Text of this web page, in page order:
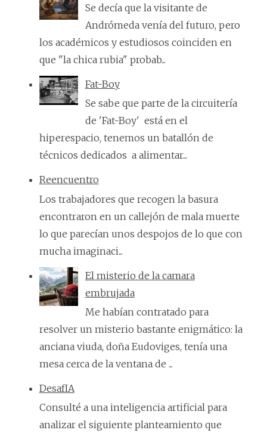
Se decía que la visitante de
Andrómeda venía del futuro, pero
los académicos y estudiosos coinciden en
que "la chica rubia" probab...
Fat-Boy
Se sabe que parte de la circuitería
de 'Fat-Boy' está en el
hiperespacio, tenemos un batallón de
técnicos dedicados a alimentar...
Reencuentro
Los trabajadores que recogen la basura
encontraron en un callejón de mala muerte
lo que parecían unos despojos de lo que con
mucha imaginaci...
El misterio de la camara
embrujada
Me habían contratado para
resolver un misterio bastante enigmático: la
anciana viuda, doña Eudoviges, tenía una
mesa cerca de la ventana de ...
DesafIA
Consulté a una inteligencia artificial para
analizar el siguiente planteamiento que